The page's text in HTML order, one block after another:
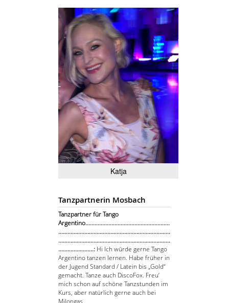
Katja
Tanzpartnerin Mosbach
Tanzpartner für Tango
Argentino.......................................................
.........................................................................
.........................................................................
.......................: Hi Ich würde gerne Tango
Argentino tanzen lernen. Habe früher in
der Jugend Standard / Latein bis „Gold“
gemacht. Tanze auch DiscoFox. Freu‘
mich schon auf schöne Tanzstunden im
Kurs, aber natürlich gerne auch bei